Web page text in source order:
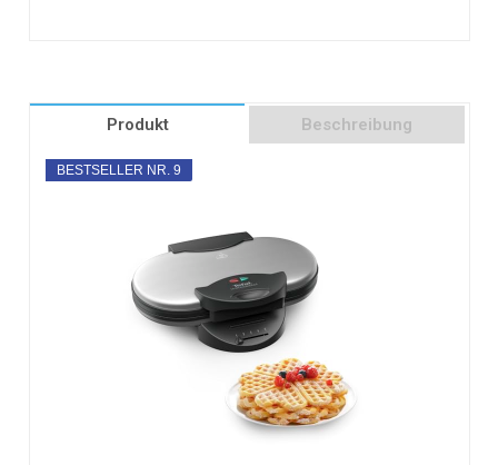
Produkt Beschreibung
BESTSELLER NR. 9